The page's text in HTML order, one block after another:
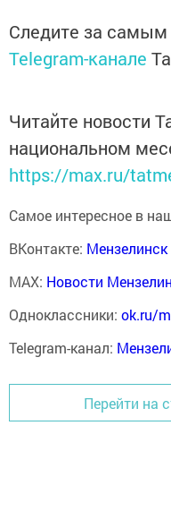
Следите за
Telegram-канале
Читайте новости
национальном
https://max.ru/
Самое интересное в
ВКонтакте:
MAX: Новости
Одноклассники: ok.ru/
Telegram-канал:
Перейти на